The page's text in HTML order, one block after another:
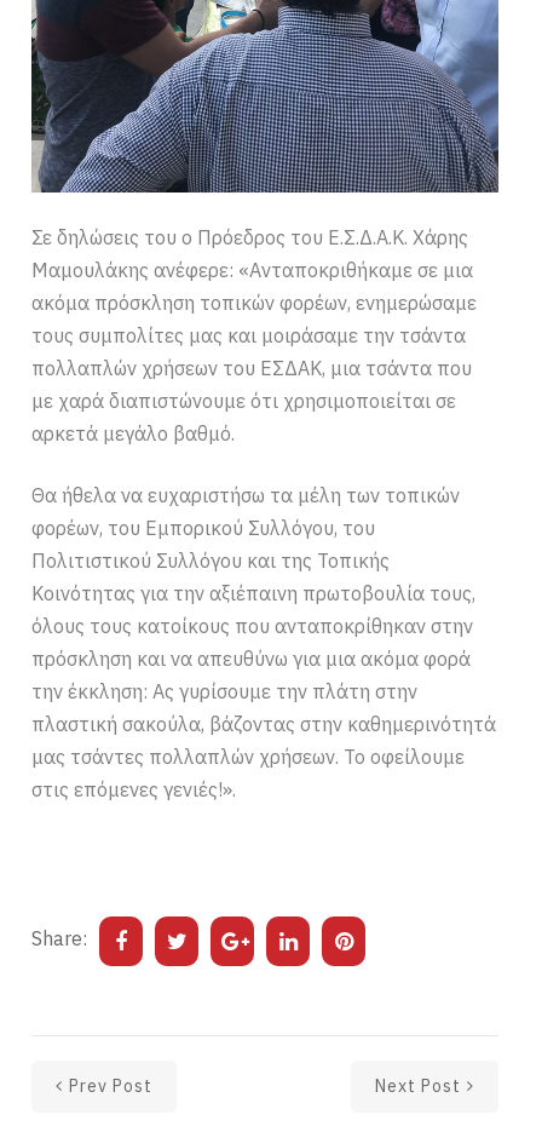
Σε δηλώσεις του ο Πρόεδρος του Ε.Σ.Δ.Α.Κ. Χάρης
Μαμουλάκης ανέφερε: «Ανταποκριθήκαμε σε μια
ακόμα πρόσκληση τοπικών φορέων, ενημερώσαμε
τους συμπολίτες μας και μοιράσαμε την τσάντα
πολλαπλών χρήσεων του ΕΣΔΑΚ, μια τσάντα που
με χαρά διαπιστώνουμε ότι χρησιμοποιείται σε
αρκετά μεγάλο βαθμό.
Θα ήθελα να ευχαριστήσω τα μέλη των τοπικών
φορέων, του Εμπορικού Συλλόγου, του
Πολιτιστικού Συλλόγου και της Τοπικής
Κοινότητας για την αξιέπαινη πρωτοβουλία τους,
όλους τους κατοίκους που ανταποκρίθηκαν στην
πρόσκληση και να απευθύνω για μια ακόμα φορά
την έκκληση: Ας γυρίσουμε την πλάτη στην
πλαστική σακούλα, βάζοντας στην καθημερινότητά
μας τσάντες πολλαπλών χρήσεων. Το οφείλουμε
στις επόμενες γενιές!».
Share:
Prev Post Next Post